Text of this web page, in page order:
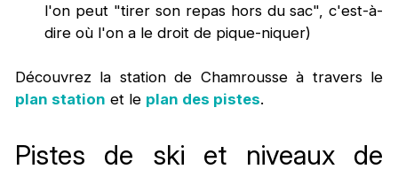
l'on peut "tirer son repas hors du sac", c'est-à-
dire où l'on a le droit de pique-niquer)
Découvrez la station de Chamrousse à travers le
plan station et le plan des pistes.
Pistes de ski et niveaux de